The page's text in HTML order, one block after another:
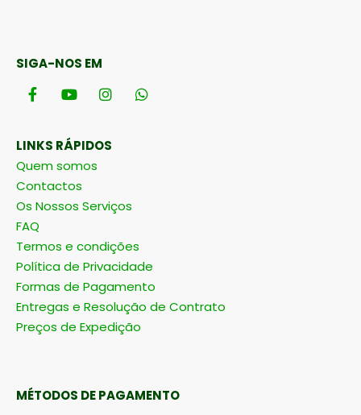
SIGA-NOS EM
LINKS RÁPIDOS
Quem somos
Contactos
Os Nossos Serviços
FAQ
Termos e condições
Política de Privacidade
Formas de Pagamento
Entregas e Resolução de Contrato
Preços de Expedição
MÉTODOS DE PAGAMENTO